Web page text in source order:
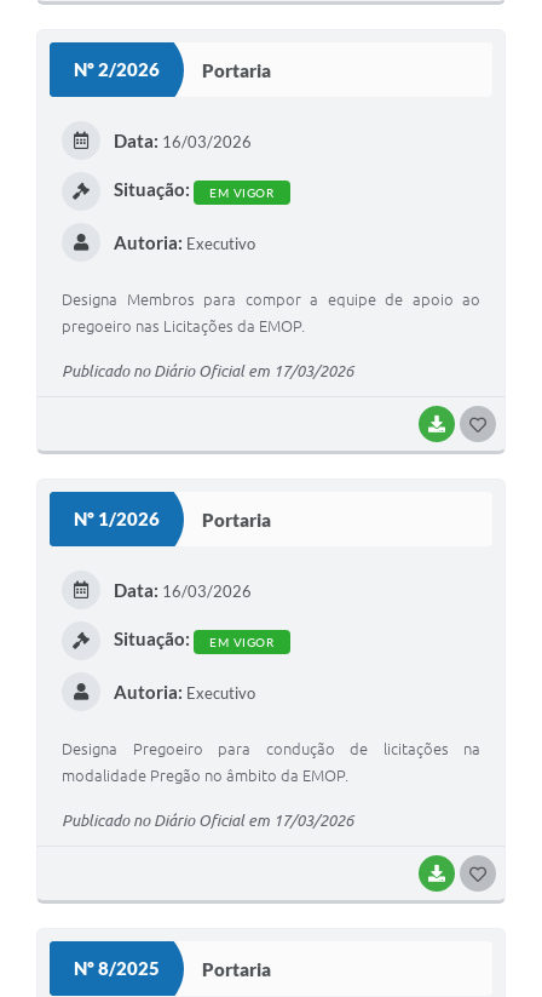
Nº 2/2026 Portaria
BAIXAR
Data: 16/03/2026
Situação: EM VIGOR
Autoria: Executivo
Designa Membros para compor a equipe de apoio ao
pregoeiro nas Licitações da EMOP.
Publicado no Diário Oficial em 17/03/2026
Nº 1/2026 Portaria
BAIXAR
Data: 16/03/2026
Situação: EM VIGOR
Autoria: Executivo
Designa Pregoeiro para condução de licitações na
modalidade Pregão no âmbito da EMOP.
Publicado no Diário Oficial em 17/03/2026
Nº 8/2025 Portaria